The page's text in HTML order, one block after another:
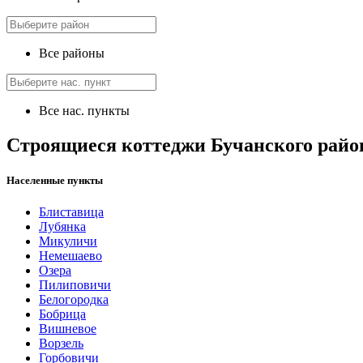
Все районы
Все нас. пункты
Строящиеся коттеджи Бучанского
Населенные пункты
Блиставица
Лубянка
Микуличи
Немешаево
Озера
Пилиповичи
Белогородка
Бобрица
Вишневое
Ворзель
Горбовичи